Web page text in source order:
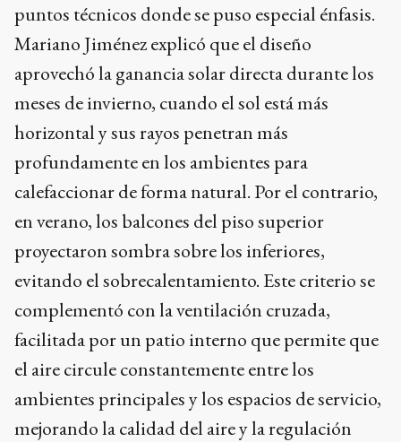
puntos técnicos donde se puso especial énfasis.
Mariano Jiménez explicó que el diseño
aprovechó la ganancia solar directa durante los
meses de invierno, cuando el sol está más
horizontal y sus rayos penetran más
profundamente en los ambientes para
calefaccionar de forma natural. Por el contrario,
en verano, los balcones del piso superior
proyectaron sombra sobre los inferiores,
evitando el sobrecalentamiento. Este criterio se
complementó con la ventilación cruzada,
facilitada por un patio interno que permite que
el aire circule constantemente entre los
ambientes principales y los espacios de servicio,
mejorando la calidad del aire y la regulación